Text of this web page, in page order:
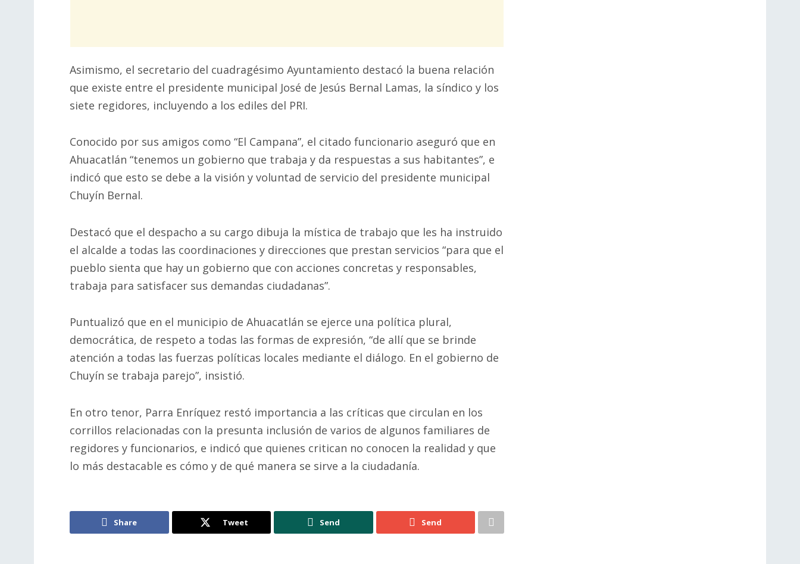
Asimismo, el secretario del cuadragésimo Ayuntamiento destacó la buena relación
que existe entre el presidente municipal José de Jesús Bernal Lamas, la síndico y los
siete regidores, incluyendo a los ediles del PRI.
Conocido por sus amigos como “El Campana”, el citado funcionario aseguró que en
Ahuacatlán “tenemos un gobierno que trabaja y da respuestas a sus habitantes”, e
indicó que esto se debe a la visión y voluntad de servicio del presidente municipal
Chuyín Bernal.
Destacó que el despacho a su cargo dibuja la mística de trabajo que les ha instruido
el alcalde a todas las coordinaciones y direcciones que prestan servicios “para que el
pueblo sienta que hay un gobierno que con acciones concretas y responsables,
trabaja para satisfacer sus demandas ciudadanas”.
Puntualizó que en el municipio de Ahuacatlán se ejerce una política plural,
democrática, de respeto a todas las formas de expresión, “de allí que se brinde
atención a todas las fuerzas políticas locales mediante el diálogo. En el gobierno de
Chuyín se trabaja parejo”, insistió.
En otro tenor, Parra Enríquez restó importancia a las críticas que circulan en los
corrillos relacionadas con la presunta inclusión de varios de algunos familiares de
regidores y funcionarios, e indicó que quienes critican no conocen la realidad y que
lo más destacable es cómo y de qué manera se sirve a la ciudadanía.
Share Tweet Send Send